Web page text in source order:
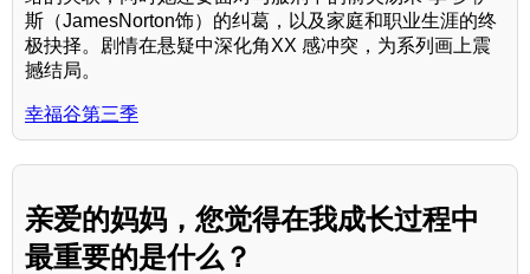
斯（JamesNorton饰）的纠葛，以及家庭和职业生涯的终
极抉择。剧情在悬疑中深化角XX 感冲突，为系列画上震
撼结局。
幸福谷第三季
亲爱的妈妈，您觉得在我成长过程中
最重要的是什么？